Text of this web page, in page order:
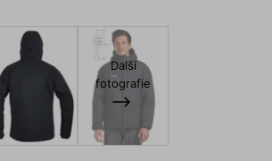
Další
fotografie